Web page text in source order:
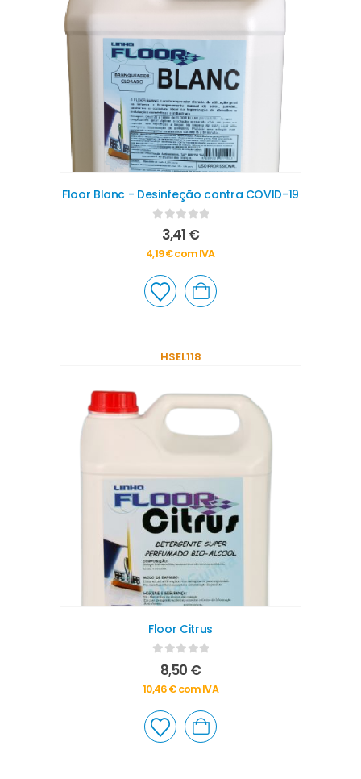
Floor Blanc - Desinfeção contra COVID-19
out of 5
3,41 €
4,19€com IVA
HSEL118
Floor Citrus
out of 5
8,50 €
10,46€com IVA